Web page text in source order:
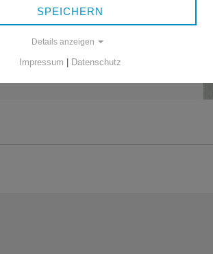
im Gesundheitsamt ausgeliehen
SPEICHERN
Details anzeigen
Impressum Datenschutz